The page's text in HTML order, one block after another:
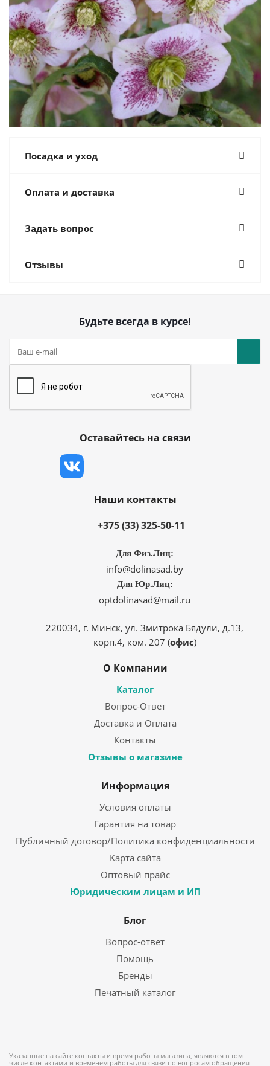
Посадка и уход
Оплата и доставка
Задать вопрос
Отзывы
Будьте всегда в курсе!
Оставайтесь на связи
Наши контакты
+375 (33) 325-50-11
Для Физ.Лиц:
info@dolinasad.by
Для Юр.Лиц:
optdolinasad@mail.ru
220034, г. Минск, ул. Змитрока Бядули, д.13,
корп.4, ком. 207 (офис)
О Компании
Каталог
Вопрос-Ответ
Доставка и Оплата
Контакты
Отзывы о магазине
Информация
Условия оплаты
Гарантия на товар
Публичный договор/Политика конфиденциальности
Карта сайта
Оптовый прайс
Юридическим лицам и ИП
Блог
Вопрос-ответ
Помощь
Бренды
Печатный каталог
Указанные на сайте контакты и время работы магазина, являются в том
числе контактами и временем работы для связи по вопросам обращения